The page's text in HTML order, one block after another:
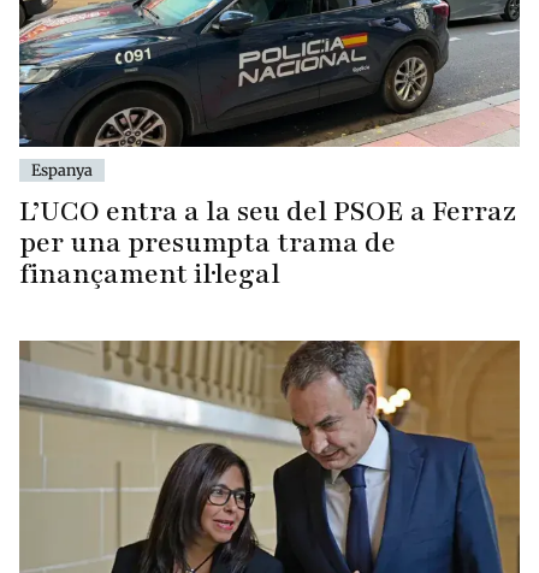
Espanya
L’UCO entra a la seu del PSOE a Ferraz
per una presumpta trama de
finançament il·legal